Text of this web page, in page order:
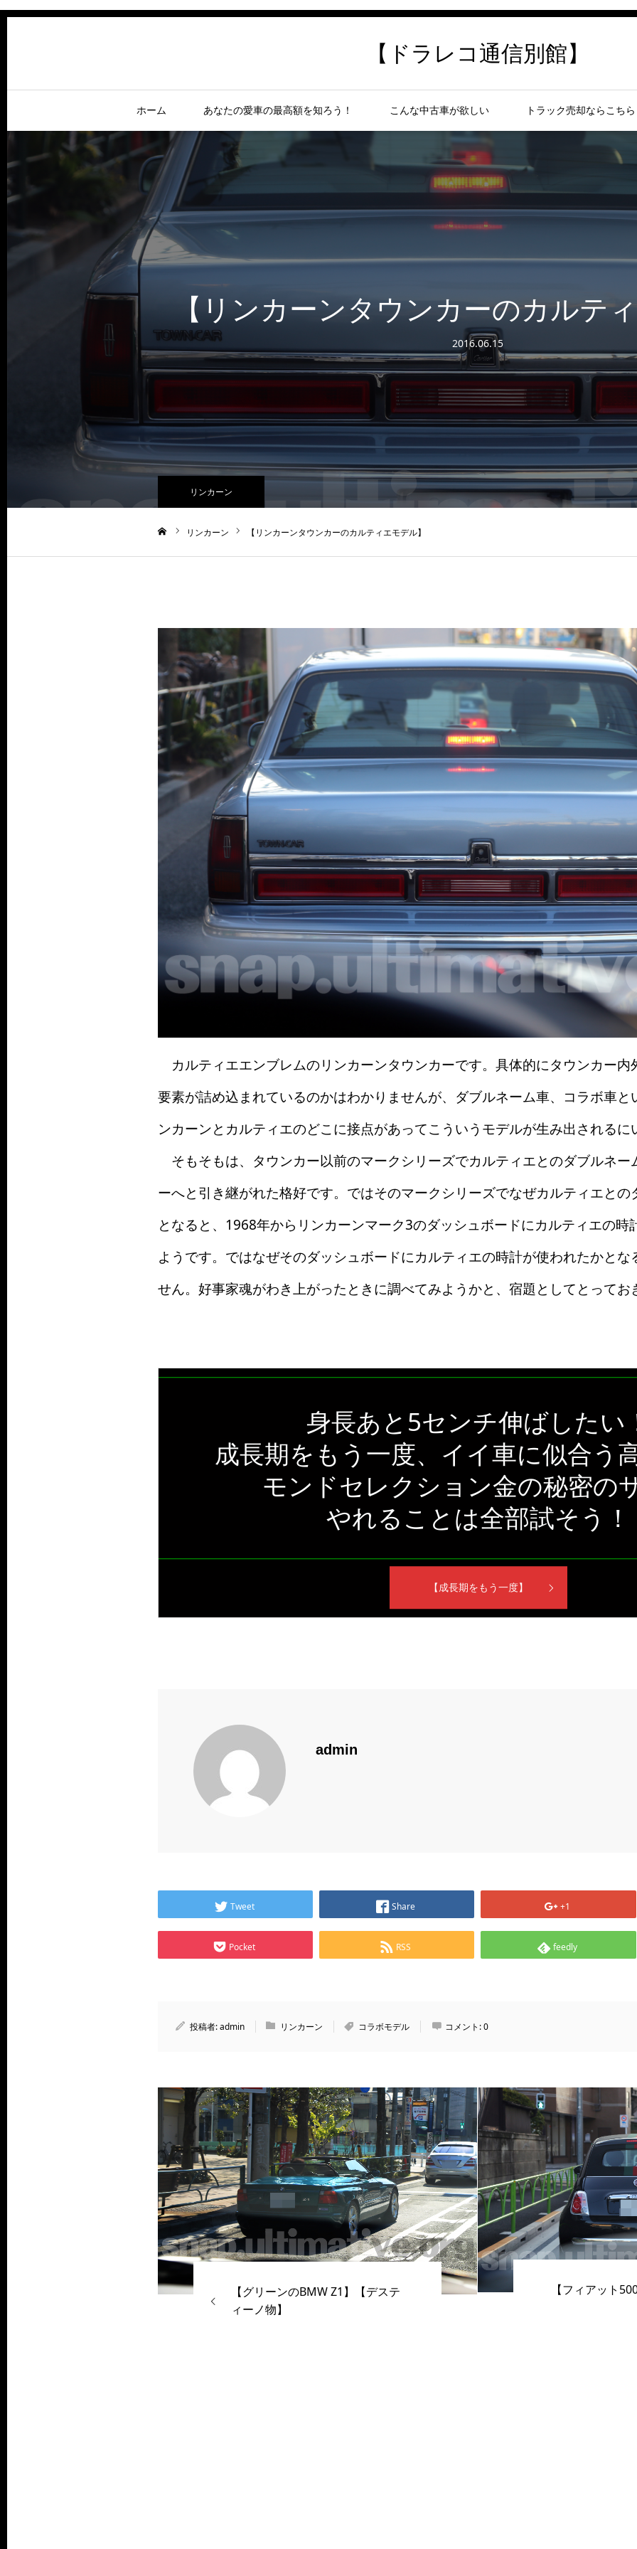
【ドラレコ通信別館】
ホーム あなたの愛車の最高額を知ろう！ こんな中古車が欲しい トラック売却ならこちら
【リンカーンタウンカーのカルテ
2016.06.15
リンカーン
リンカーン 【リンカーンタウンカーのカルティエモデル】
カルティエエンブレムのリンカーンタウンカーです。具体的にタウンカー内
要素が詰め込まれているのかはわかりませんが、ダブルネーム車、コラボ車と
ンカーンとカルティエのどこに接点があってこういうモデルが生み出されるに
そもそもは、タウンカー以前のマークシリーズでカルティエとのダブルネー
ーへと引き継がれた格好です。ではそのマークシリーズでなぜカルティエと
となると、1968年からリンカーンマーク3のダッシュボードにカルティエの時
ようです。ではなぜそのダッシュボードにカルティエの時計が使われたかとな
せん。好事家魂がわき上がったときに調べてみようかと、宿題としてとってお
身長あと5センチ伸ばしたい
成長期をもう一度、イイ車に似合う
モンドセレクション金の秘密の
やれることは全部試そう！
【成長期をもう一度】
admin
Tweet Share +1
Pocket RSS feedly
投稿者:admin リンカーン コラボモデル コメント:0
【グリーンのBMW Z1】【デステ
ィーノ物】
【フィアット